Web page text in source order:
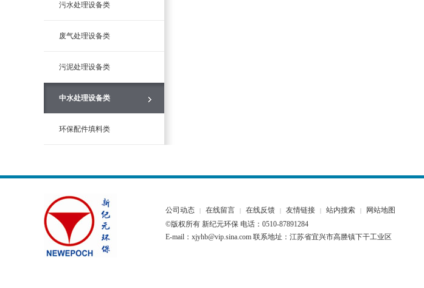
污水处理设备类
废气处理设备类
污泥处理设备类
中水处理设备类
环保配件填料类
公司动态 | 在线留言 | 在线反馈 | 友情链接 | 站内搜索 |
网站地图
©版权所有 新纪元环保 电话：0510-87891284
E-mail：xjyhb@vip.sina.com 联系地址：江苏省宜兴市高塍镇下干工业区